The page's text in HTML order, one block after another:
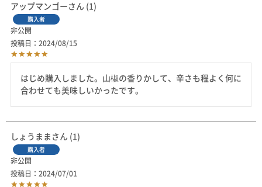
アップマンゴー 1
購入者
非公開
投稿日
2024/08/15
はじめ購入しました。山椒の香りかして、辛さも程よく何に
しょうまま 1
購入者
非公開
投稿日
2024/07/01